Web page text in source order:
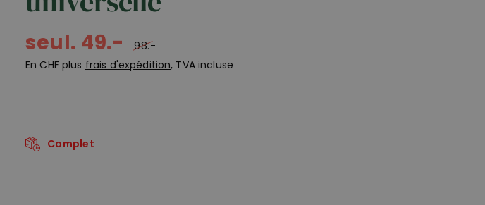
seul. 49.-
98.-
En CHF plus frais d'expédition, TVA incluse
Complet